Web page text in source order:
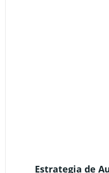
Estrategia de